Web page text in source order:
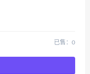
已售：0